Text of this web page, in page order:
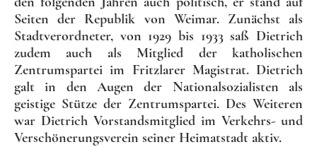
Seiten der Republik von Weimar. Zunächst als
Stadtverordneter, von 1929 bis 1933 saß Dietrich
zudem auch als Mitglied der katholischen
Zentrumspartei im Fritzlarer Magistrat. Dietrich
galt in den Augen der Nationalsozialisten als
geistige Stütze der Zentrumspartei. Des Weiteren
war Dietrich Vorstandsmitglied im Verkehrs- und
Verschönerungsverein seiner Heimatstadt aktiv.